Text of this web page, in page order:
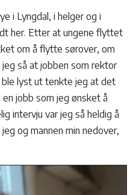
i Lyngdal, i helger og i
her. Etter at ungene flyttet
om å flytte sørover, om
så at jobben som rektor
lyst ut tenkte jeg at det
jobb som jeg ønsket å
intervju var jeg så heldig å
og mannen min nedover,